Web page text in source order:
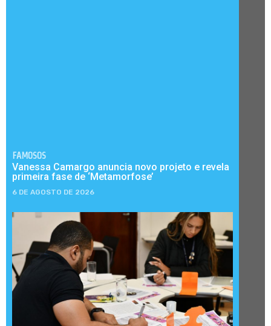
FAMOSOS
Vanessa Camargo anuncia novo projeto e revela
primeira fase de ‘Metamorfose’
6 DE AGOSTO DE 2026